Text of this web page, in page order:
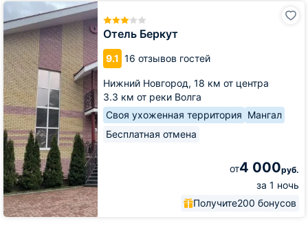
Отель Беркут
9.1 16 отзывов гостей
Нижний Новгород, 18 км от центра
3.3 км от реки Волга
Своя ухоженная территория Мангал
Бесплатная отмена
от4 000руб.
за 1 ночь
Получите200 бонусов
Отель
Беркут